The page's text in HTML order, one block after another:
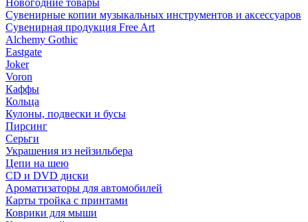
Новогодние товары
Сувенирные копии музыкальных инструментов и аксессуаров
Сувенирная продукция Free Art
Alchemy Gothic
Eastgate
Joker
Voron
Каффы
Кольца
Кулоны, подвески и бусы
Пирсинг
Серьги
Украшения из нейзильбера
Цепи на шею
CD и DVD диски
Ароматизаторы для автомобилей
Карты тройка с принтами
Коврики для мыши